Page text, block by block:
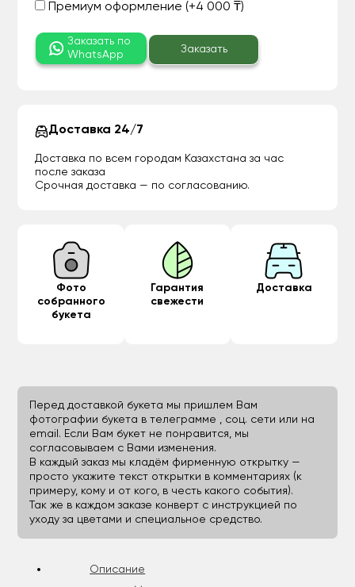
Премиум оформление (+4 000 ₸)
Заказать по
WhatsApp
Заказать
Доставка 24/7
Доставка по всем городам Казахстана за час
после заказа
Срочная доставка — по согласованию.
Фото
собранного
букета
Гарантия
свежести
Доставка
Перед доставкой букета мы пришлем Вам
фотографии букета в телеграмме , соц. сети или на
email. Если Вам букет не понравится, мы
согласовываем с Вами изменения.
В каждый заказ мы кладём фирменную открытку —
просто укажите текст открытки в комментариях (к
примеру, кому и от кого, в честь какого события).
Так же в каждом заказе конверт с инструкцией по
уходу за цветами и специальное средство.
Описание